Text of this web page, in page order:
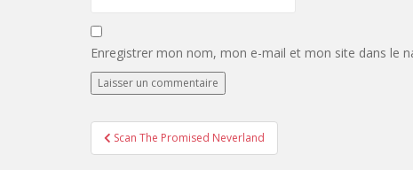
Enregistrer mon nom, mon e-mail et mon site dans le
Navigation
de
Scan The Promised Neverland